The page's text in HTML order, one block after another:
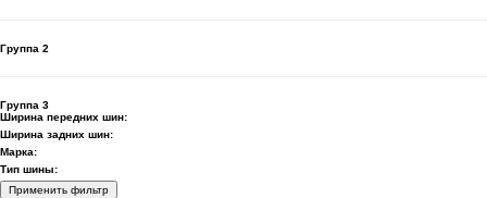
Группа 2
Группа 3
Ширина передних шин:
Ширина задних шин:
Марка:
Тип шины:
Применить фильтр